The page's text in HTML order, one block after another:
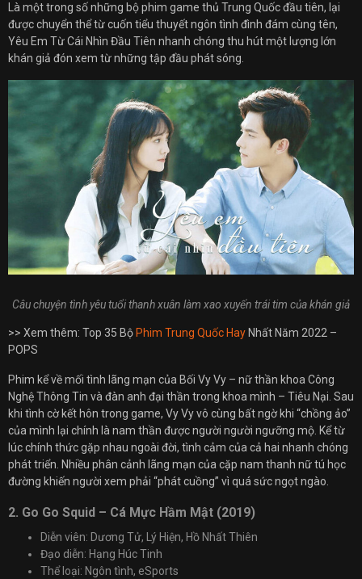
Là một trong số những bộ phim game thủ Trung Quốc đầu tiên, lại
được chuyển thể từ cuốn tiểu thuyết ngôn tình đình đám cùng tên,
Yêu Em Từ Cái Nhìn Đầu Tiên nhanh chóng thu hút một lượng lớn
khán giả đón xem từ những tập đầu phát sóng.
Câu chuyện tình yêu tuổi thanh xuân làm xao xuyến trái tim của khán giả
>> Xem thêm: Top 35 Bộ Phim Trung Quốc Hay Nhất Năm 2022 –
POPS
Phim kể về mối tình lãng mạn của Bối Vy Vy – nữ thần khoa Công
Nghệ Thông Tin và đàn anh đại thần trong khoa mình – Tiêu Nại. Sau
khi tình cờ kết hôn trong game, Vy Vy vô cùng bất ngờ khi “chồng ảo”
của mình lại chính là nam thần được người người ngưỡng mộ. Kể từ
lúc chính thức gặp nhau ngoài đời, tình cảm của cả hai nhanh chóng
phát triển. Nhiều phân cảnh lãng mạn của cặp nam thanh nữ tú học
đường khiến người xem phải “phát cuồng” vì quá sức ngọt ngào.
2. Go Go Squid – Cá Mực Hầm Mật (2019)
Diễn viên: Dương Tử, Lý Hiện, Hồ Nhất Thiên
Đạo diễn: Hạng Húc Tinh
Thể loại: Ngôn tình, eSports